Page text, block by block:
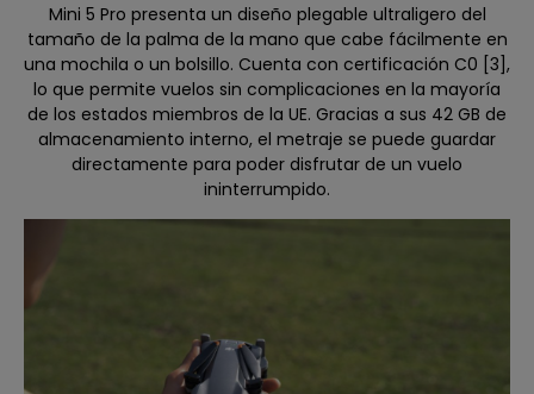
Mini 5 Pro presenta un diseño plegable ultraligero del
tamaño de la palma de la mano que cabe fácilmente en
una mochila o un bolsillo. Cuenta con certificación C0 [3],
lo que permite vuelos sin complicaciones en la mayoría
de los estados miembros de la UE. Gracias a sus 42 GB de
almacenamiento interno, el metraje se puede guardar
directamente para poder disfrutar de un vuelo
ininterrumpido.